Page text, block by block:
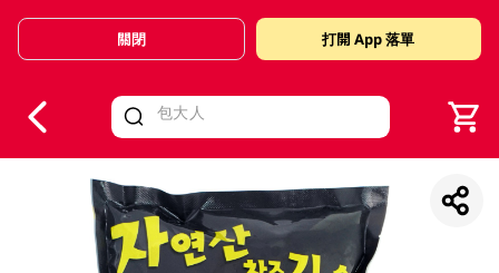
Valid Until 30 June 2026
關閉 打開 App 落單